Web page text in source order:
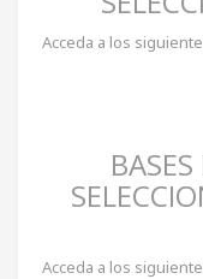
Acceda a los
Acceda a los